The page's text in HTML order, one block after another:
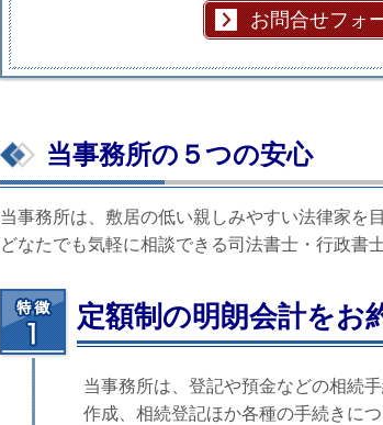
お問合せフォ
当事務所の５つの安心
当事務所は、敷居の低い親しみやすい法律家を
どなたでも気軽に相談できる司法書士・行政書
定額制の明朗会計をお
当事務所は、登記や預金などの相続
作成、相続登記ほか各種の手続きに